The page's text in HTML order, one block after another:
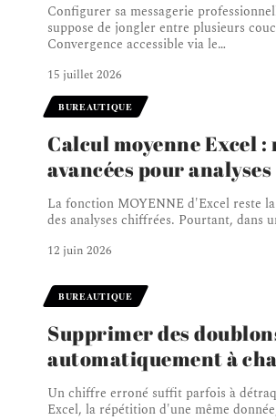
Configurer sa messagerie
suppose de jongler entre plusieurs
Convergence accessible via le…
15 juillet 2026
BUREAUTIQUE
Calcul moyenne Excel :
avancées pour
La fonction MOYENNE d'Excel reste
des analyses chiffrées. Pourtant, dans
12 juin 2026
BUREAUTIQUE
Supprimer des
automatiquement à
Un chiffre erroné suffit parfois à
Excel, la répétition d'une même